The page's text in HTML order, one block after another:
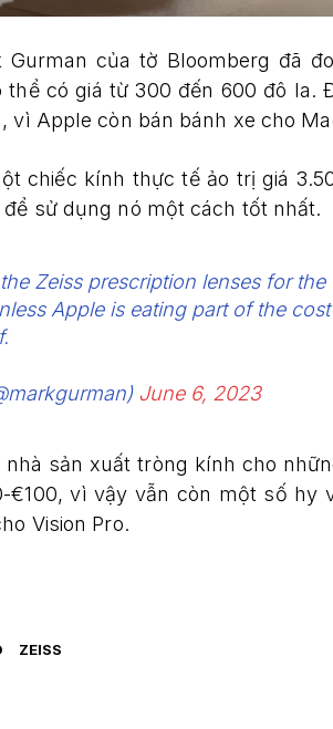
Gurman của tờ Bloomberg đã
thể có giá từ 300 đến 600 đô la.
vì Apple còn bán bánh xe cho
chiếc kính thực tế ảo trị giá
sử dụng nó một cách tốt nhất.
Zeiss prescription lenses for the
Apple is eating part of the
June 6, 2023
sản xuất tròng kính cho
€100, vì vậy vẫn còn một số hy
Vision Pro.
ZEISS